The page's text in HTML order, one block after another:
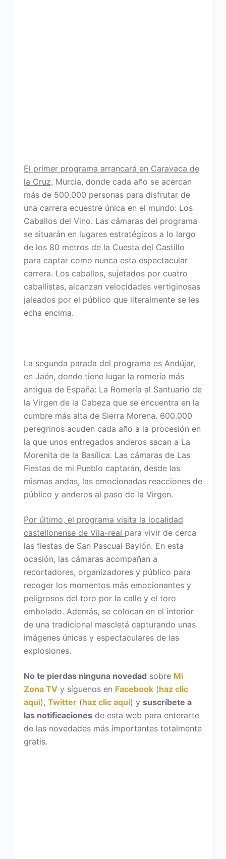
El primer programa arrancará en Caravaca de
la Cruz, Murcia, donde cada año se acercan
más de 500.000 personas para disfrutar de
una carrera ecuestre única en el mundo: Los
Caballos del Vino. Las cámaras del programa
se situarán en lugares estratégicos a lo largo
de los 80 metros de la Cuesta del Castillo
para captar como nunca esta espectacular
carrera. Los caballos, sujetados por cuatro
caballistas, alcanzan velocidades vertiginosas
jaleados por el público que literalmente se les
echa encima.
La segunda parada del programa es Andújar,
en Jaén, donde tiene lugar la romería más
antigua de España: La Romería al Santuario de
la Virgen de la Cabeza que se encuentra en la
cumbre más alta de Sierra Morena. 600.000
peregrinos acuden cada año a la procesión en
la que unos entregados anderos sacan a La
Morenita de la Basílica. Las cámaras de Las
Fiestas de mi Pueblo captarán, desde las
mismas andas, las emocionadas reacciones de
público y anderos al paso de la Virgen.
Por último, el programa visita la localidad
castellonense de Vila-real para vivir de cerca
las fiestas de San Pascual Baylón. En esta
ocasión, las cámaras acompañan a
recortadores, organizadores y público para
recoger los momentos más emocionantes y
peligrosos del toro por la calle y el toro
embolado. Además, se colocan en el interior
de una tradicional mascletá capturando unas
imágenes únicas y espectaculares de las
explosiones.
No te pierdas ninguna novedad sobre Mi
Zona TVy síguenos en Facebook(haz clic
aquí), Twitter(haz clic aquí) y suscríbete a
las notificacionesde esta web para enterarte
de las novedades más importantes totalmente
gratis.